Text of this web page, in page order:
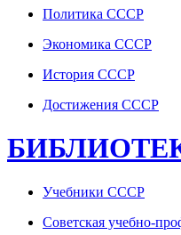
Политика СССР
Экономика СССР
История СССР
Достижения СССР
Учебники СССР
Советская учебно-